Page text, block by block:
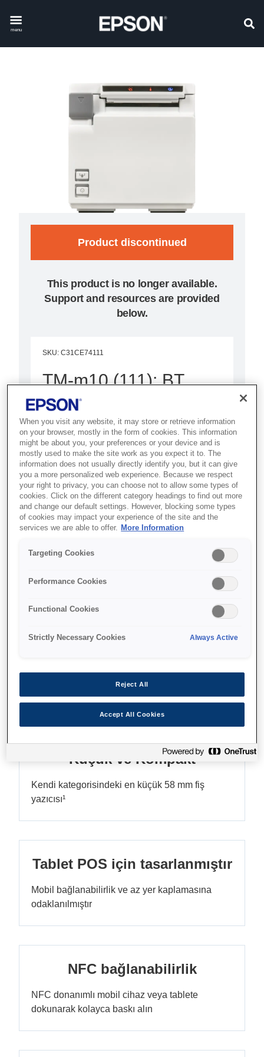
menu
Product discontinued
This product is no longer available.
Support and resources are provided
below.
SKU: C31CE74111
TM-m10 (111): BT,
White, PS, EU
TM-m10'un istediğiniz akıllı
cihazla bağlanabilme özelliği, ultra
kompakt ve esnek tasarımı
sayesinde mağazanın her yerinde
fiş yazdırın.
Tablet POS için tasarlanmıştır
Özellikler
Küçük ve Kompakt
Kendi kategorisindeki en küçük 58 mm fiş
yazıcısı¹
Tablet POS için tasarlanmıştır
Mobil bağlanabilirlik ve az yer kaplamasına
odaklanılmıştır
NFC bağlanabilirlik
NFC donanımlı mobil cihaz veya tablete
dokunarak kolayca baskı alın
When you visit any website, it may store or retrieve information
on your browser, mostly in the form of cookies. This information
might be about you, your preferences or your device and is
mostly used to make the site work as you expect it to. The
information does not usually directly identify you, but it can give
you a more personalized web experience. Because we respect
your right to privacy, you can choose not to allow some types of
cookies. Click on the different category headings to find out more
and change our default settings. However, blocking some types
of cookies may impact your experience of the site and the
services we are able to offer. More Information
Targeting Cookies
Performance Cookies
Functional Cookies
Strictly Necessary Cookies Always Active
Reject All
Accept All Cookies